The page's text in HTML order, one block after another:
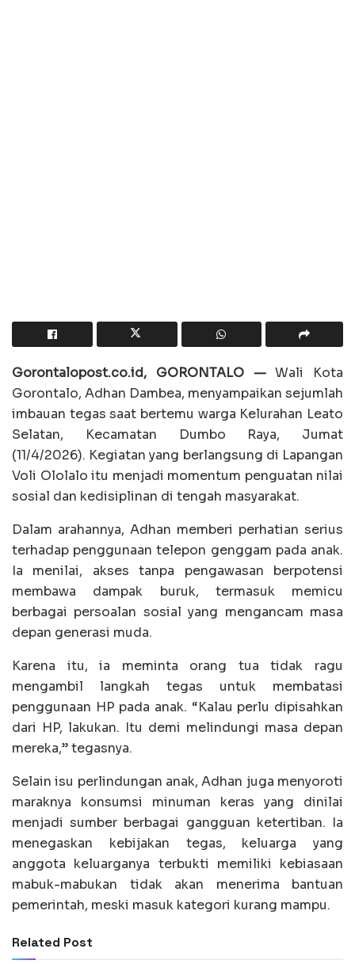
Gorontalopost.co.id, GORONTALO —Wali Kota
Gorontalo, Adhan Dambea, menyampaikan sejumlah
imbauan tegas saat bertemu warga Kelurahan Leato
Selatan, Kecamatan Dumbo Raya, Jumat
(11/4/2026). Kegiatan yang berlangsung di Lapangan
Voli Ololalo itu menjadi momentum penguatan nilai
sosial dan kedisiplinan di tengah masyarakat.
Dalam arahannya, Adhan memberi perhatian serius
terhadap penggunaan telepon genggam pada anak.
Ia menilai, akses tanpa pengawasan berpotensi
membawa dampak buruk, termasuk memicu
berbagai persoalan sosial yang mengancam masa
depan generasi muda.
Karena itu, ia meminta orang tua tidak ragu
mengambil langkah tegas untuk membatasi
penggunaan HP pada anak. “Kalau perlu dipisahkan
dari HP, lakukan. Itu demi melindungi masa depan
mereka,” tegasnya.
Selain isu perlindungan anak, Adhan juga menyoroti
maraknya konsumsi minuman keras yang dinilai
menjadi sumber berbagai gangguan ketertiban. Ia
menegaskan kebijakan tegas, keluarga yang
anggota keluarganya terbukti memiliki kebiasaan
mabuk-mabukan tidak akan menerima bantuan
pemerintah, meski masuk kategori kurang mampu.
Related Post